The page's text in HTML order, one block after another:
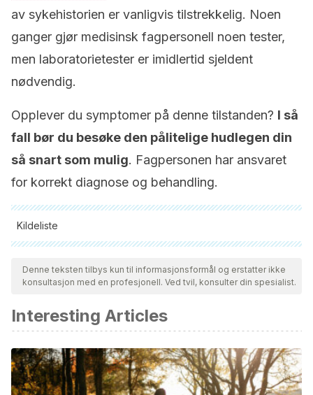
av sykehistorien er vanligvis tilstrekkelig. Noen
ganger gjør medisinsk fagpersonell noen tester,
men laboratorietester er imidlertid sjeldent
nødvendig.
Opplever du symptomer på denne tilstanden? I så
fall bør du besøke den pålitelige hudlegen din
så snart som mulig. Fagpersonen har ansvaret
for korrekt diagnose og behandling.
Kildeliste
Alle siterte kilder ble grundig gjennomgått av teamet vårt for å
sikre deres kvalitet, pålitelighet, aktualitet og validitet.
Bibliografien i denne artikkelen ble betraktet som pålitelig og
Garnacho-Saucedo, G., Salido-Vallejo, R., & Moreno-
Giménez, J. C. (2013). Actualización en dermatitis atópica.
Propuesta de algoritmo de actuación. Actas Dermo-
Sifiliográficas, 104(1), 4-16.
Denne teksten tilbys kun til informasjonsformål og erstatter ikke
konsultasjon med en profesjonell. Ved tvil, konsulter din spesialist.
Interesting Articles